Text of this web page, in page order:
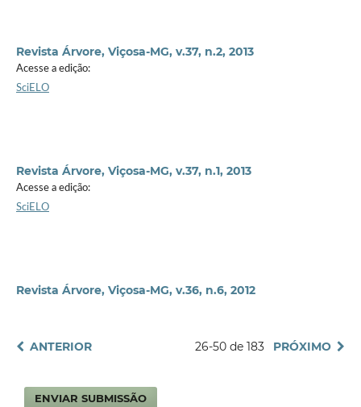
Revista Árvore, Viçosa-MG, v.37, n.2, 2013
Acesse a edição:
SciELO
Revista Árvore, Viçosa-MG, v.37, n.1, 2013
Acesse a edição:
SciELO
Revista Árvore, Viçosa-MG, v.36, n.6, 2012
ANTERIOR 26-50 de 183 PRÓXIMO
ENVIAR SUBMISSÃO